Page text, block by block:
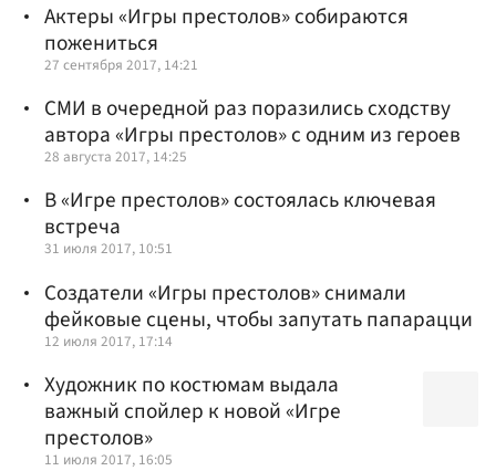
Актеры «Игры престолов» собираются
пожениться
27 сентября 2017, 14:21
СМИ в очередной раз поразились сходству
автора «Игры престолов» с одним из героев
28 августа 2017, 14:25
В «Игре престолов» состоялась ключевая
встреча
31 июля 2017, 10:51
Создатели «Игры престолов» снимали
фейковые сцены, чтобы запутать папарацци
12 июля 2017, 17:14
Художник по костюмам выдала
важный спойлер к новой «Игре
престолов»
11 июля 2017, 16:05